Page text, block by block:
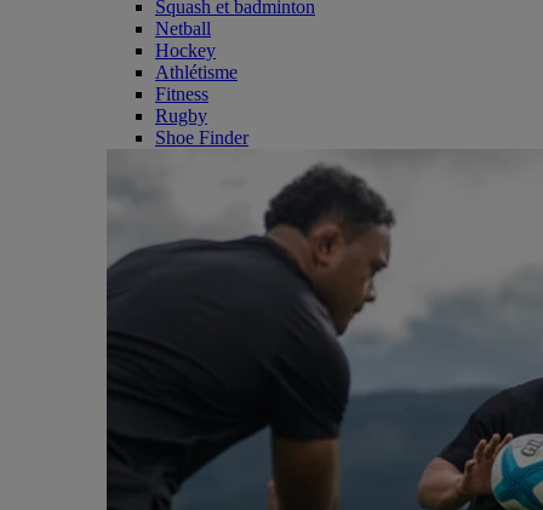
Squash et badminton
Netball
Hockey
Athlétisme
Fitness
Rugby
Shoe Finder